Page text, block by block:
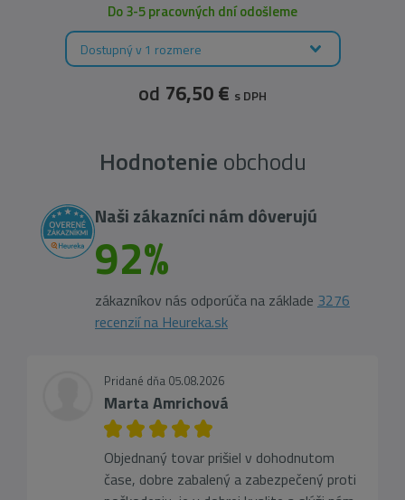
Do 3-5 pracovných dní odošleme
Dostupný v 1 rozmere
od 76,50 € s DPH
Hodnotenie obchodu
Naši zákazníci nám dôverujú
92%
zákazníkov nás odporúča na základe 3276
recenzií na Heureka.sk
Pridané dňa 05.08.2026
Marta Amrichová
Objednaný tovar prišiel v dohodnutom
čase, dobre zabalený a zabezpečený proti